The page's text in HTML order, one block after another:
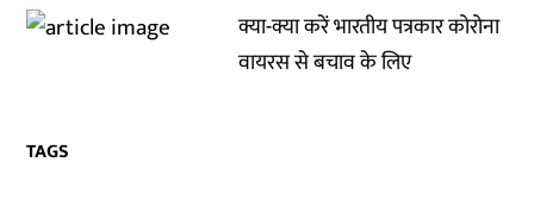
क्या-क्या करें भारतीय पत्रकार कोरोना
वायरस से बचाव के लिए
TAGS